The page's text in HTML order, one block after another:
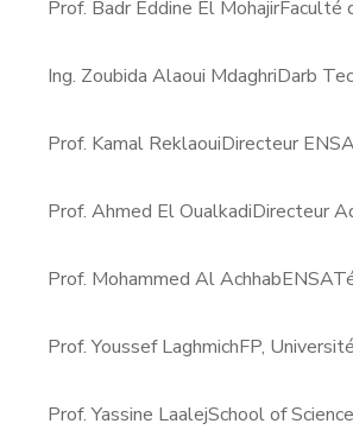
Prof. Badr Eddine El MohajirFaculté
Ing. Zoubida Alaoui MdaghriDarb
Prof. Kamal ReklaouiDirecteur
Prof. Ahmed El OualkadiDirecteur
Prof. Mohammed Al Achhab
Prof. Youssef LaghmichFP,
Prof. Yassine LaalejSchool of